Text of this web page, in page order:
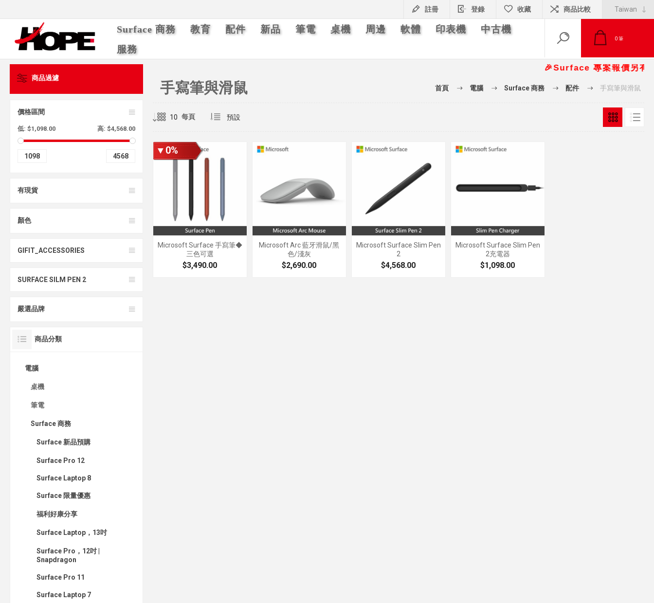
註冊 登錄 收藏 商品比較
Surface 商務 教育 配件 新品 筆電 桌機 周邊 軟體 印表機
中古機
服務
0筆
🎉Surface 專案報價另有優
首頁 電腦 Surface 商務 配件 手寫筆與滑鼠
手寫筆與滑鼠
每頁
▼0%
Microsoft Surface 手寫筆◆
三色可選
$3,490.00
Microsoft Arc 藍牙滑鼠/黑
色/淺灰
$2,690.00
Microsoft Surface Slim Pen
2
$4,568.00
Microsoft Surface Slim Pen
2充電器
$1,098.00
商品過濾
價格區間
低: $1,098.00 高: $4,568.00
1098 4568
有現貨
顏色
GIFIT_ACCESSORIES
SURFACE SILM PEN 2
嚴選品牌
商品分類
電腦
桌機
筆電
Surface 商務
Surface 新品預購
Surface Pro 12
Surface Laptop 8
Surface 限量優惠
福利好康分享
Surface Laptop，13吋
Surface Pro，12吋 |
Snapdragon
Surface Pro 11
Surface Laptop 7